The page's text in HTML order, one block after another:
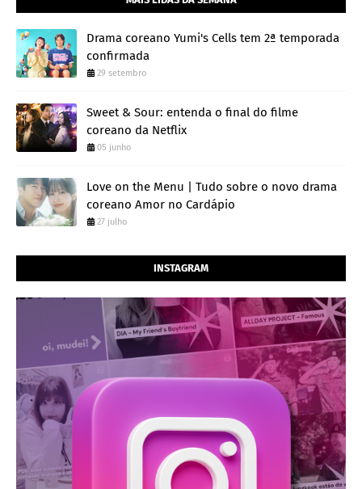
Drama coreano Yumi's Cells tem 2ª temporada
confirmada
29 setembro
Sweet & Sour: entenda o final do filme
coreano da Netflix
05 junho
Love on the Menu | Tudo sobre o novo drama
coreano Amor no Cardápio
27 julho
INSTAGRAM